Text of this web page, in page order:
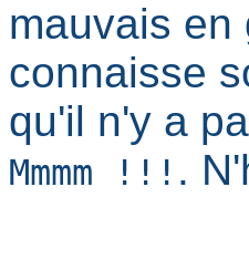
mauvais en
connaisse
qu'il n'y a
Mmmm !!! .